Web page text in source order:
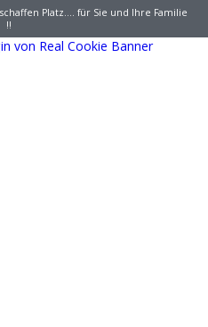
Platz…. für Sie und Ihre Familie
!!
von Real Cookie Banner